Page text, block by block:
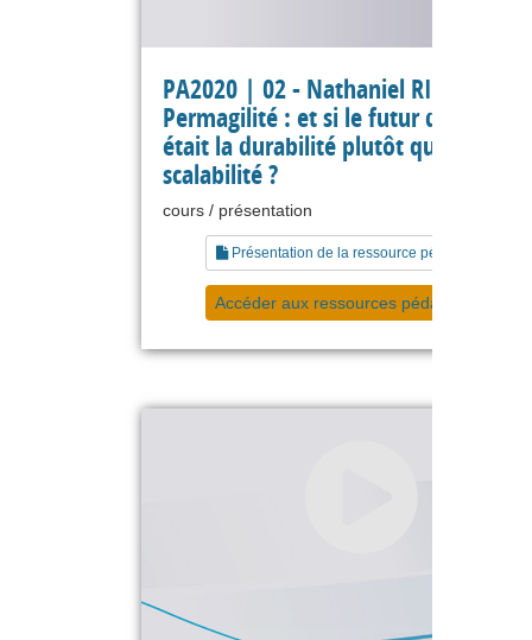
PA2020 | 02 - Nathaniel RICHAND -
Permagilité : et si le futur de l’agilité
était la durabilité plutôt que la
scalabilité ?
cours / présentation
Présentation de la ressource pédagogique
Accéder aux ressources pédagogiques